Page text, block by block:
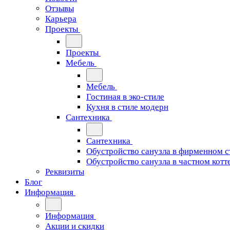
Отзывы
Карьера
Проекты
Проекты
Мебель
Мебель
Гостиная в эко-стиле
Кухня в стиле модерн
Сантехника
Сантехника
Обустройство санузла в фирменном
Обустройство санузла в частном
Реквизиты
Блог
Информация
Информация
Акции и скидки